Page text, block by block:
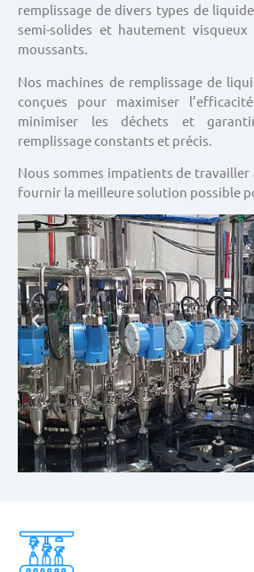
remplissage de divers types de
semi-solides et hautement
moussants.
Nos machines de remplissage de
conçues pour maximiser
minimiser les déchets et
remplissage constants et précis.
Nous sommes impatients de travailler
fournir la meilleure solution possible